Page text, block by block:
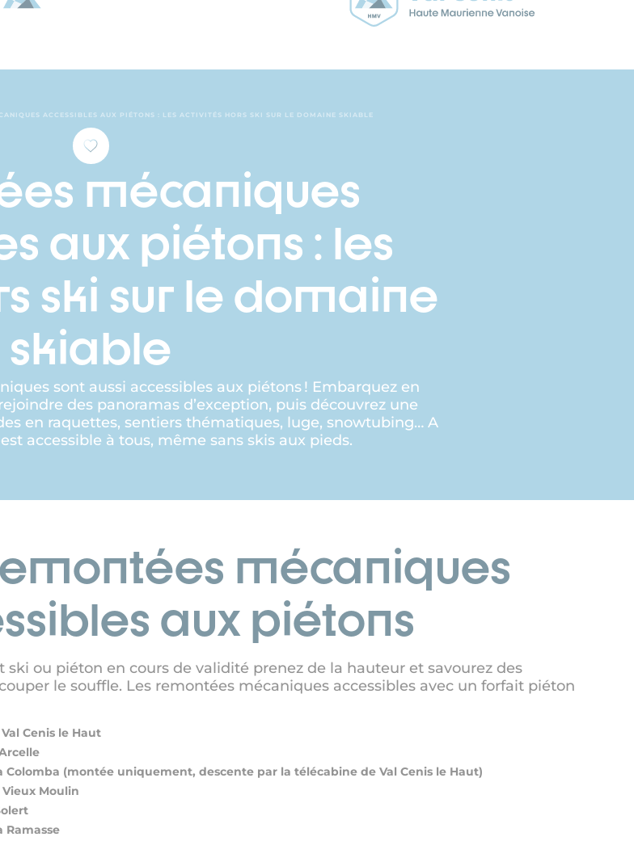
ACCESSIBLES AUX PIÉTONS : LES ACTIVITÉS HORS SKI SUR LE DOMAINE SKIABLE
mécaniques
aux piétons : les
ski sur le domaine
skiable
sont aussi accessibles aux piétons ! Embarquez en
des panoramas d’exception, puis découvrez une
en raquettes, sentiers thématiques, luge, snowtubing… A
accessible à tous, même sans skis aux pieds.
mécaniques
aux piétons
ski ou piéton en cours de validité prenez de la hauteur et savourez des
le souffle. Les remontées mécaniques accessibles avec un forfait piéton
Cenis le Haut
Colomba (montée uniquement, descente par la télécabine de Val Cenis le Haut)
Moulin
Ramasse